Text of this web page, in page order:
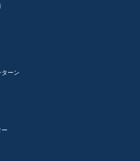
ーン
ー